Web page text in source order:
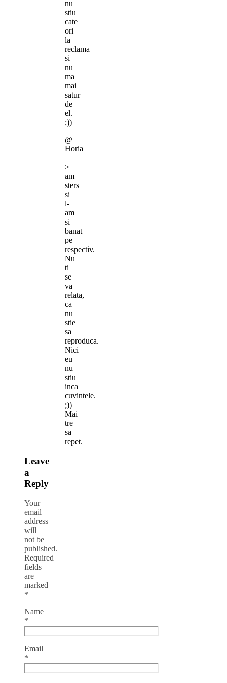
nu
stiu
cate
ori
la
reclama
si
nu
ma
mai
satur
de
el.
;))
@
Horia
–
>
am
sters
si
l-
am
si
banat
pe
respectiv.
Nu
ti
se
va
relata,
ca
nu
stie
sa
reproduca.
Nici
eu
nu
stiu
inca
cuvintele.
;))
Mai
tre
sa
repet.
Leave
a
Reply
Your
email
address
will
not be
published.
Required
fields
are
marked
*
Name
*
Email
*